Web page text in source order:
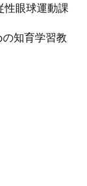
性眼球運動課
の知育学習教